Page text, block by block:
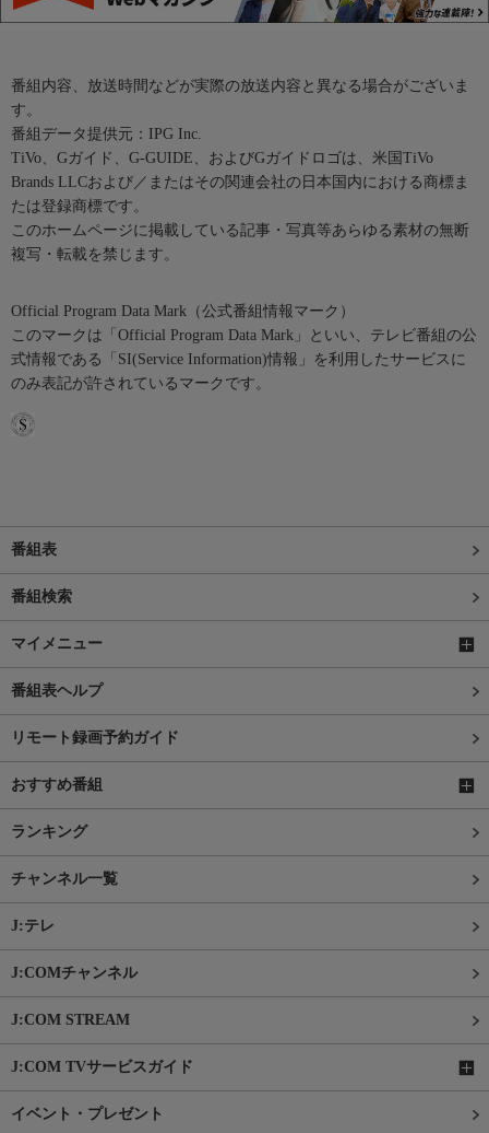
番組内容、放送時間などが実際の放送内容と異なる場合がございま
す。
番組データ提供元：IPG Inc.
TiVo、Gガイド、G-GUIDE、およびGガイドロゴは、米国TiVo
Brands LLCおよび／またはその関連会社の日本国内における商標ま
たは登録商標です。
このホームページに掲載している記事・写真等あらゆる素材の無断
複写・転載を禁じます。
Official Program Data Mark（公式番組情報マーク）
このマークは「Official Program Data Mark」といい、テレビ番組の公
式情報である「SI(Service Information)情報」を利用したサービスに
のみ表記が許されているマークです。
番組表
番組検索
マイメニュー
番組表ヘルプ
リモート録画予約ガイド
おすすめ番組
ランキング
チャンネル一覧
J:テレ
J:COMチャンネル
J:COM STREAM
J:COM TVサービスガイド
イベント・プレゼント